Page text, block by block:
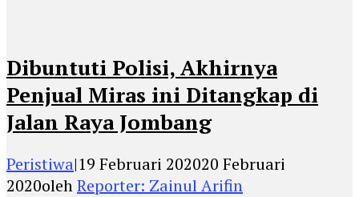
Dibuntuti Polisi, Akhirnya
Penjual Miras ini Ditangkap di
Jalan Raya Jombang
Peristiwa|19 Februari 202020 Februari
2020olehReporter: Zainul Arifin